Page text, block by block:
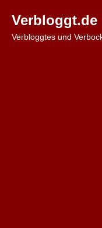
Inhalt
springen
Verbloggt.de
Verbloggtes und